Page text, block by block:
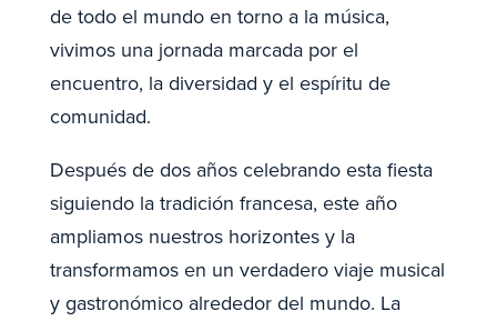
de todo el mundo en torno a la música,
vivimos una jornada marcada por el
encuentro, la diversidad y el espíritu de
comunidad.
Después de dos años celebrando esta fiesta
siguiendo la tradición francesa, este año
ampliamos nuestros horizontes y la
transformamos en un verdadero viaje musical
y gastronómico alrededor del mundo. La